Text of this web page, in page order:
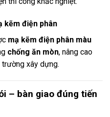
kẽm điện phân
mạ kẽm điện phân màu
chống ăn mòn, nâng cao
xây dựng.
– bàn giao đúng tiến